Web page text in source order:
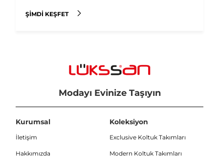
ŞIMDI KEŞFET
Modayı Evinize Taşıyın
Kurumsal
İletişim
Hakkımızda
Koleksiyon
Exclusive Koltuk Takımları
Modern Koltuk Takımları